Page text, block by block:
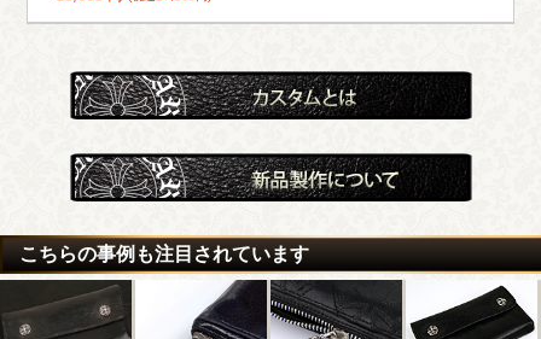
こちらの事例も注目されています